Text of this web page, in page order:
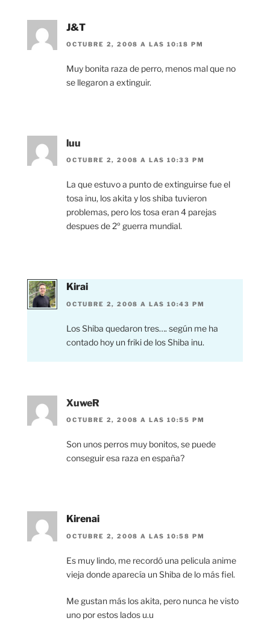
J&T
OCTUBRE 2, 2008 A LAS 10:18 PM
Muy bonita raza de perro, menos mal que no
se llegaron a extinguir.
luu
OCTUBRE 2, 2008 A LAS 10:33 PM
La que estuvo a punto de extinguirse fue el
tosa inu, los akita y los shiba tuvieron
problemas, pero los tosa eran 4 parejas
despues de 2º guerra mundial.
Kirai
OCTUBRE 2, 2008 A LAS 10:43 PM
Los Shiba quedaron tres…. según me ha
contado hoy un friki de los Shiba inu.
XuweR
OCTUBRE 2, 2008 A LAS 10:55 PM
Son unos perros muy bonitos, se puede
conseguir esa raza en españa?
Kirenai
OCTUBRE 2, 2008 A LAS 10:58 PM
Es muy lindo, me recordó una pelicula anime
vieja donde aparecía un Shiba de lo más fiel.
Me gustan más los akita, pero nunca he visto
uno por estos lados u.u